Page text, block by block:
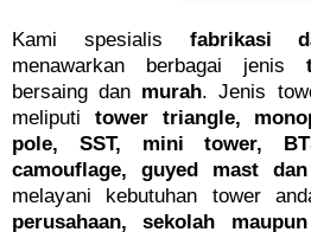
Kami spesialis fabrikasi
menawarkan berbagai jenis
bersaing dan murah. Jenis
meliputi tower triangle,
pole, SST, mini tower,
camouflage, guyed mast
melayani kebutuhan tower
perusahaan, sekolah